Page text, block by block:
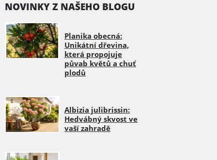
NOVINKY Z NAŠEHO BLOGU
Planika obecná:
Unikátní dřevina,
která propojuje
půvab květů a chuť
plodů
Albizia julibrissin:
Hedvábný skvost ve
vaší zahradě